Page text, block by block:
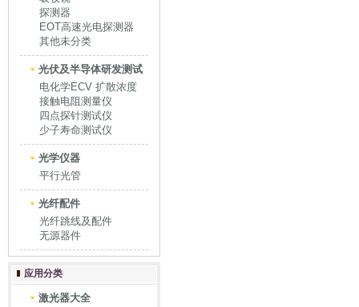
探测器
EOT高速光电探测器
其他未分类
光伏及半导体研发测试
电化学ECV 扩散浓度
接触电阻测量仪
四点探针测试仪
少子寿命测试仪
光学仪器
平行光管
光纤配件
光纤跳线及配件
无源器件
应用分类
激光器大全